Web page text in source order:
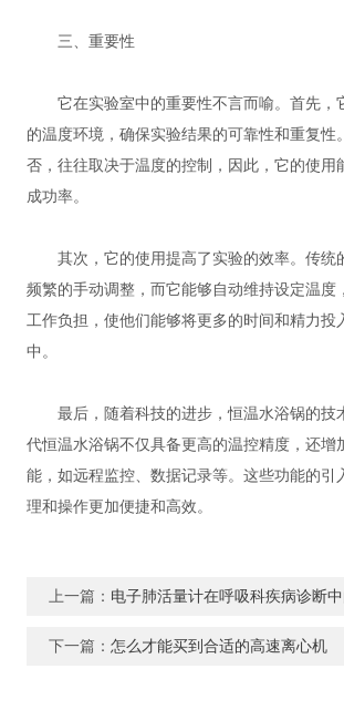
三、重要性
它在实验室中的重要性不言而喻。首先，
的温度环境，确保实验结果的可靠性和重复性
否，往往取决于温度的控制，因此，它的使用
成功率。
其次，它的使用提高了实验的效率。传统
频繁的手动调整，而它能够自动维持设定温度
工作负担，使他们能够将更多的时间和精力投
中。
最后，随着科技的进步，恒温水浴锅的技
代恒温水浴锅不仅具备更高的温控精度，还增
能，如远程监控、数据记录等。这些功能的引
理和操作更加便捷和高效。
上一篇： 电子肺活量计在呼吸科疾病诊断
下一篇： 怎么才能买到合适的高速离心机